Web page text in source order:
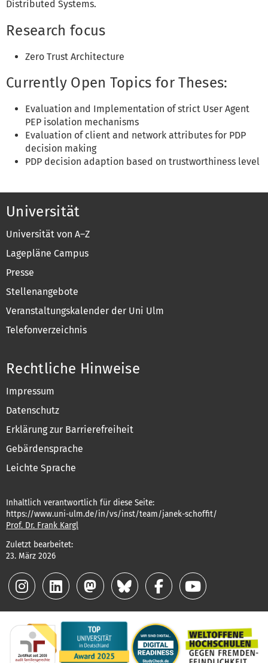
Distributed Systems.
Research focus
Zero Trust Architecture
Currently Open Topics for Theses:
Evaluation and Implementation of strict User Agent
PEP isolation mechanisms
Evaluation of client and network attributes for PDP
decision making
PDP decision adaption based on trustworthiness level
Universität
Universität von A–Z
Lagepläne Campus
Presse
Stellenangebote
Veranstaltungskalender der Uni Ulm
Telefonverzeichnis
Rechtliche Hinweise
Impressum
Datenschutz
Erklärung zur Barrierefreiheit
Gebärdensprache
Leichte Sprache
Inhaltlich verantwortlich für diese Seite:
https://www.uni-ulm.de/in/vs/inst/team/janek-schoffit/
Prof. Dr. Frank Kargl
Zuletzt bearbeitet:
23. März 2026